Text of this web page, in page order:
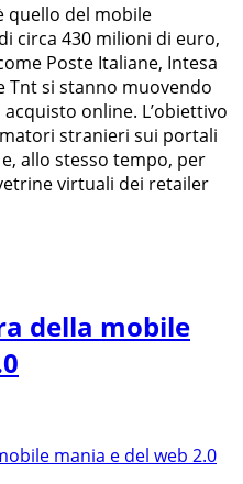
quello del mobile
circa 430 milioni di euro,
Poste Italiane, Intesa
Tnt si stanno muovendo
online. L’obiettivo
stranieri sui portali
allo stesso tempo, per
virtuali dei retailer
della mobile